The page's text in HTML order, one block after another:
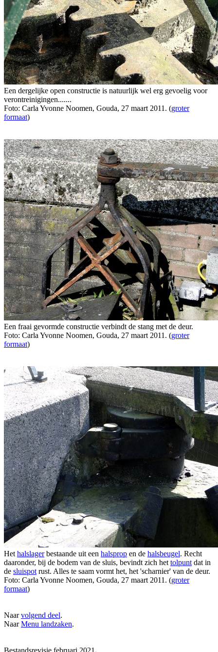
Een dergelijke open constructie is natuurlijk wel erg gevoelig voor
verontreinigingen.......
Foto: Carla Yvonne Noomen, Gouda, 27 maart 2011. (groter
formaat)
Een fraai gevormde constructie verbindt de stang met de deur.
Foto: Carla Yvonne Noomen, Gouda, 27 maart 2011. (groter
formaat)
Het halslagerbestaande uit een halsprop en de halsbeugel. Recht
daaronder, bij de bodem van de sluis, bevindt zich het tolpunt dat in
de sluispot rust. Alles te saam vormt het, het 'scharnier' van de deur.
Foto: Carla Yvonne Noomen, Gouda, 27 maart 2011. (groter
formaat)
Naarvolgend deel.
NaarMenu landzaken.
Bestandsrevisie februari 2021.